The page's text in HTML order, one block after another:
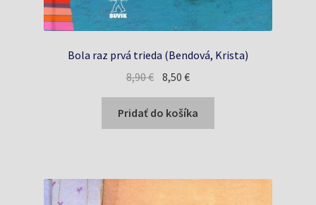
Bola raz prvá trieda (Bendová, Krista)
8,90€ Pôvodná
cena
bola:
8,90 €.
8,50€Aktuálna
cena
je:
8,50 €.
Pridať do košíka